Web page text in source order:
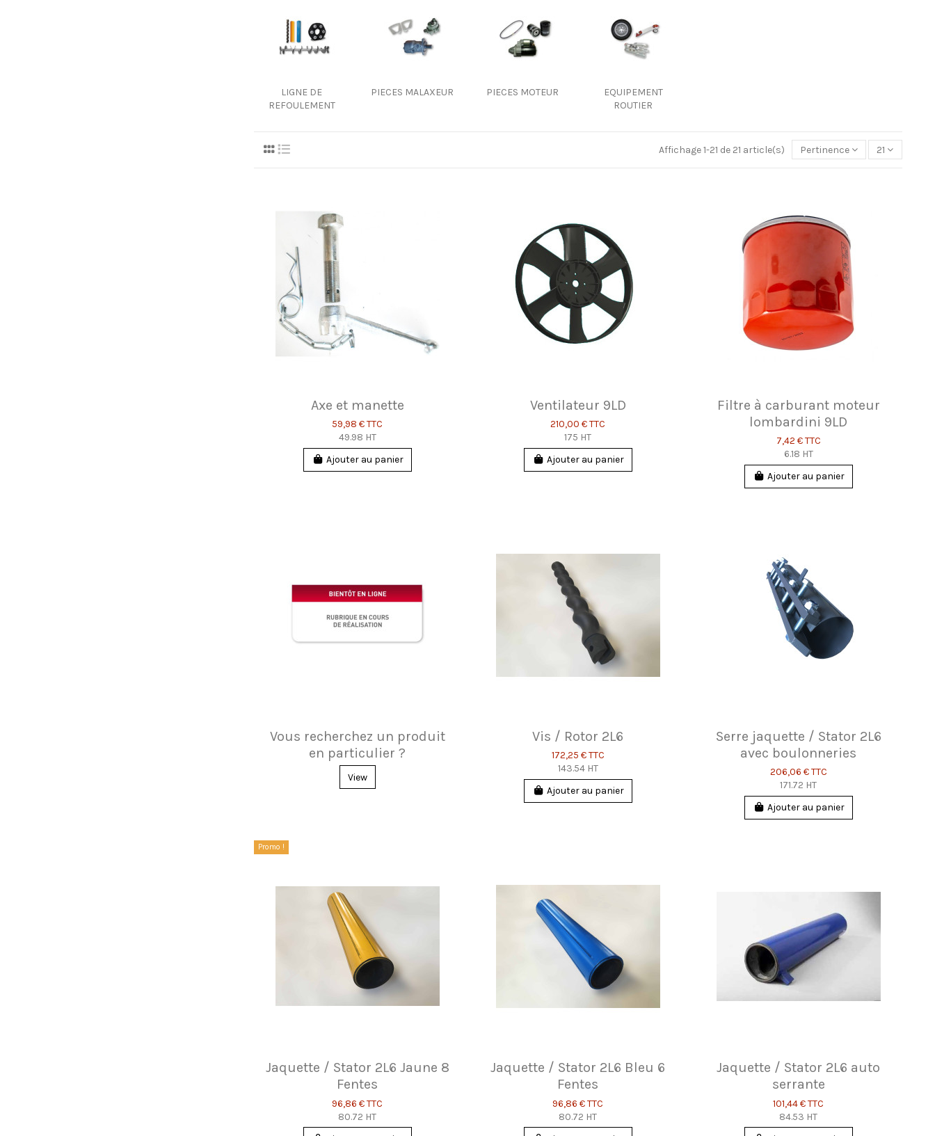
LIGNE DE
REFOULEMENT
PIECES MALAXEUR PIECES MOTEUR
EQUIPEMENT
ROUTIER
Affichage 1-21 de 21 article(s) Pertinence 21
Axe et manette
59,98 €TTC
49.98 HT
Ajouter au panier
Ventilateur 9LD
210,00 €TTC
175 HT
Ajouter au panier
Filtre à carburant moteur
lombardini 9LD
7,42 €TTC
6.18 HT
Ajouter au panier
Vous recherchez un produit
en particulier ?
View
Vis / Rotor 2L6
172,25 €TTC
143.54 HT
Ajouter au panier
Serre jaquette / Stator 2L6
avec boulonneries
206,06 €TTC
171.72 HT
Ajouter au panier
Promo !
Jaquette / Stator 2L6 Jaune 8
Fentes
96,86 €TTC
80.72 HT
Jaquette / Stator 2L6 Bleu 6
Fentes
96,86 €TTC
80.72 HT
Jaquette / Stator 2L6 auto
serrante
101,44 €TTC
84.53 HT